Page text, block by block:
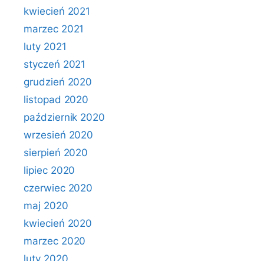
kwiecień 2021
marzec 2021
luty 2021
styczeń 2021
grudzień 2020
listopad 2020
październik 2020
wrzesień 2020
sierpień 2020
lipiec 2020
czerwiec 2020
maj 2020
kwiecień 2020
marzec 2020
luty 2020